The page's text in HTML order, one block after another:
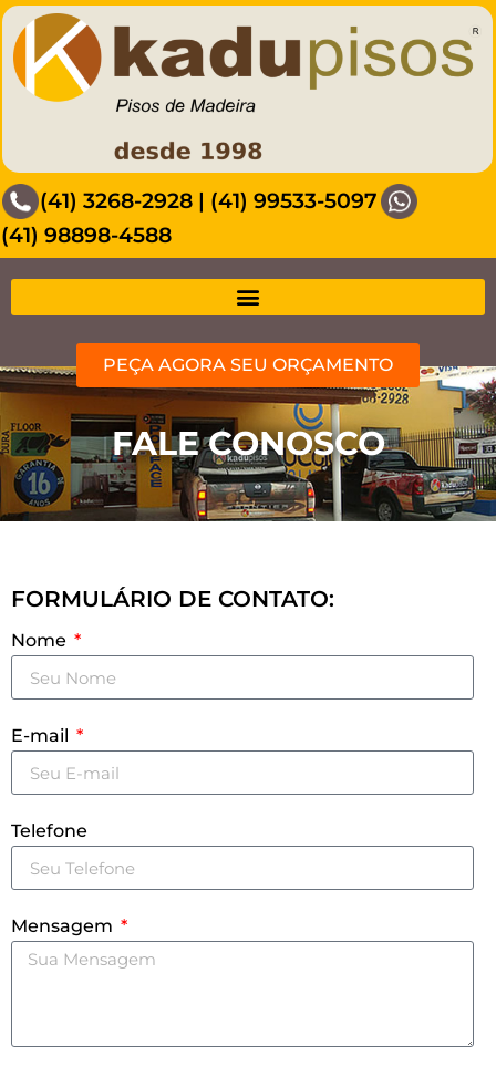
(41) 3268-2928 | (41) 99533-5097
(41) 98898-4588
PEÇA AGORA SEU ORÇAMENTO
FALE CONOSCO
FORMULÁRIO DE CONTATO:
Nome
E-mail
Telefone
Mensagem